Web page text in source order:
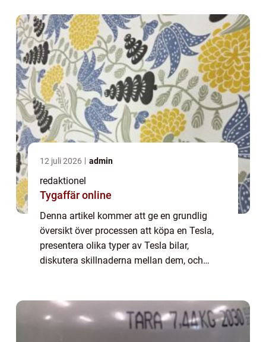
över att...
12 juli 2026 admin
redaktionel
Tygaffär online
Denna artikel kommer att ge en grundlig
översikt över processen att köpa en Tesla,
presentera olika typer av Tesla bilar,
diskutera skillnaderna mellan dem, och
över att...